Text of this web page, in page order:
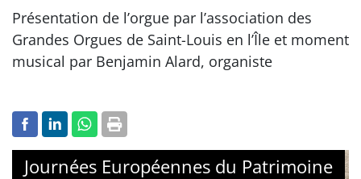
Présentation de l’orgue par l’association des
Grandes Orgues de Saint-Louis en l’Île et moment
musical par Benjamin Alard, organiste
Journées Européennes du Patrimoine